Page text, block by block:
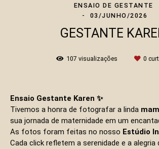
ENSAIO DE GESTANTE
03/JUNHO/2026
GESTANTE
107 visualizações 0
Ensaio Gestante Karen ✨
Tivemos a honra de fotografar a linda
sua jornada de maternidade em um
As fotos foram feitas no nosso Estúdio
Cada click refletem a serenidade e a